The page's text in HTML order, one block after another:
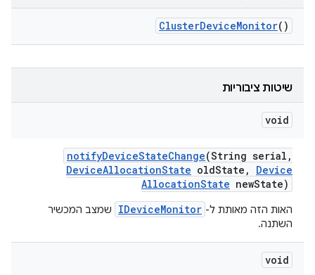
ClusterDeviceMonitor()
שיטות ציבוריות
void
notifyDeviceStateChange(String serial ,
DeviceAllocationState oldState ,
Device
AllocationState newState)
האות הזה מאותת ל- IDeviceMonitor
שמצב המכשיר
השתנה.
void